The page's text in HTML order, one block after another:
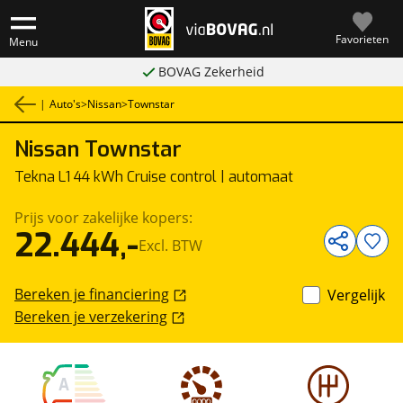
Menu Favorieten
BOVAG Zekerheid
| Auto's>Nissan>Townstar
Nissan Townstar
Tekna L1 44 kWh Cruise control | automaat
Bedrijfswagen
A
Prijs voor zakelijke kopers:
22.444,-Excl. BTW
Bereken je financiering
Bereken je verzekering
Vergelijk